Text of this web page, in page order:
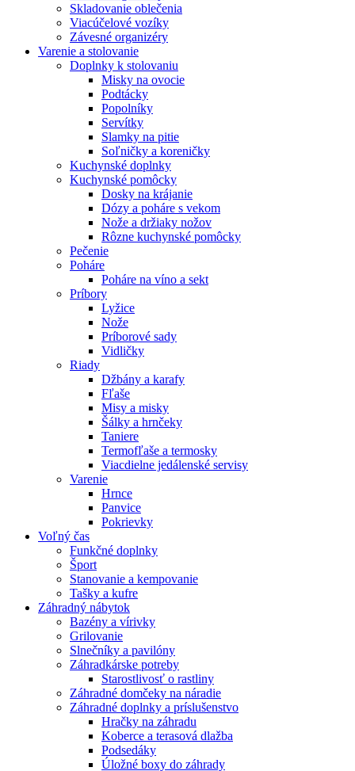
Skladovanie oblečenia
Viacúčelové vozíky
Závesné organizéry
Varenie a stolovanie
Doplnky k stolovaniu
Misky na ovocie
Podtácky
Popolníky
Servítky
Slamky na pitie
Soľničky a koreničky
Kuchynské doplnky
Kuchynské pomôcky
Dosky na krájanie
Dózy a poháre s vekom
Nože a držiaky nožov
Rôzne kuchynské pomôcky
Pečenie
Poháre
Poháre na víno a sekt
Príbory
Lyžice
Nože
Príborové sady
Vidličky
Riady
Džbány a karafy
Fľaše
Misy a misky
Šálky a hrnčeky
Taniere
Termofľaše a termosky
Viacdielne jedálenské servisy
Varenie
Hrnce
Panvice
Pokrievky
Voľný čas
Funkčné doplnky
Šport
Stanovanie a kempovanie
Tašky a kufre
Záhradný nábytok
Bazény a vírivky
Grilovanie
Slnečníky a pavilóny
Záhradkárske potreby
Starostlivosť o rastliny
Záhradné domčeky na náradie
Záhradné doplnky a príslušenstvo
Hračky na záhradu
Koberce a terasová dlažba
Podsedáky
Úložné boxy do záhrady